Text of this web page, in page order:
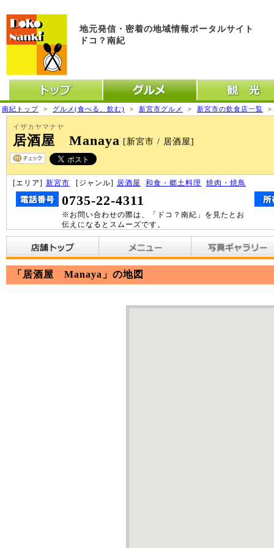
地元発信・密着の地域情報ポータルサイト
ドコ？南紀
トップ グルメ 観光
南紀トップ > グルメ(食べる、飲む) > 新宮市グルメ > 新宮市の飲食店一覧
イザカヤマナヤ
居酒屋 Manaya [新宮市 / 居酒屋]
[エリア] 新宮市 [ジャンル] 居酒屋 和食・郷土料理 焼肉・焼鳥
0735-22-4311
※お問い合わせの際は、「ドコ？南紀」を見たとお
伝えになるとスムーズです。
写真ギャラリー
「居酒屋 Manaya」の地図